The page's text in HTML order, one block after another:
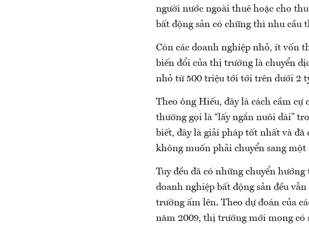
người nước ngoài thuê hoặc cho
bất động sản có chững thì nhu cầu
Còn các doanh nghiệp nhỏ, ít vốn
biến đổi của thị trường là chuyển
nhỏ từ 500 triệu tới tới trên dưới 2
Theo ông Hiếu, đây là cách cầm cự
thường gọi là “lấy ngắn nuôi dài”
biết, đây là giải pháp tốt nhất và
không muốn phải chuyển sang một
Tuy đều đã có những chuyển
doanh nghiệp bất động sản đều
trường ấm lên. Theo dự đoán của
năm 2009, thị trường mới mong có